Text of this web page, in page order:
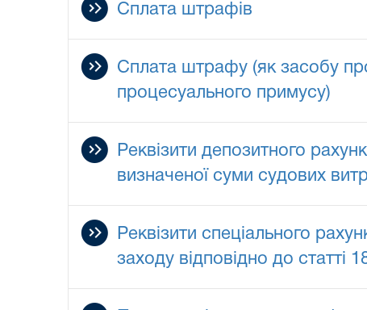
Сплата штрафів
Сплата штрафу (як засобу
процесуального примусу)
Реквізити депозитного
визначеної суми судових
Реквізити спеціального
заходу відповідно до статті